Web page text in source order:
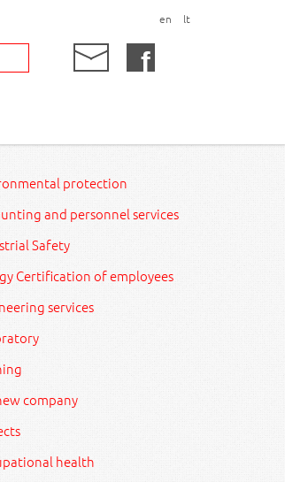
en lt
protection
and personnel services
Safety
Certification of employees
services
company
health